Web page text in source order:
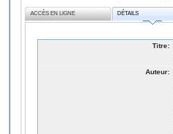
ACCÈS EN LIGNE DÉTAILS
Titre:
Auteur: